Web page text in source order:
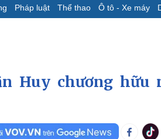
Pháp luật Thể thao Ô tô - Xe máy
Infographic
Ô tô - Xe máy
Huy chương hữu